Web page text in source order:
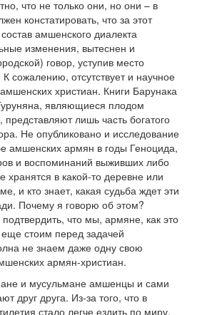
что не только они, но они – в
констатировать, что за этот
амшенского диалекта
изменения, вытеснен и
говор, уступив место
сожалению, отсутствует и научное
христиан. Книги Барунака
являющиеся плодом
лишь часть богатого
Не опубликовано и исследование
амшенских армян в годы Геноцида,
и воспоминаний выживших либо
хранятся в какой-то деревне или
и кто знает, какая судьба ждет эти
Почему я говорю об этом?
что мы, армяне, как это
стоим перед задачей
не знаем даже одну свою
армян-христиан.
и мусульмане амшенцы и сами
друг друга. Из-за того, что в
стало легче ездить по миру,